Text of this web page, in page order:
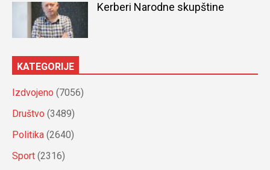
Kerberi Narodne skupštine
KATEGORIJE
Izdvojeno (7056)
Društvo (3489)
Politika (2640)
Sport (2316)